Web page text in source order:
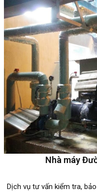
Nhà máy
Dịch vụ tư vấn kiểm tra,